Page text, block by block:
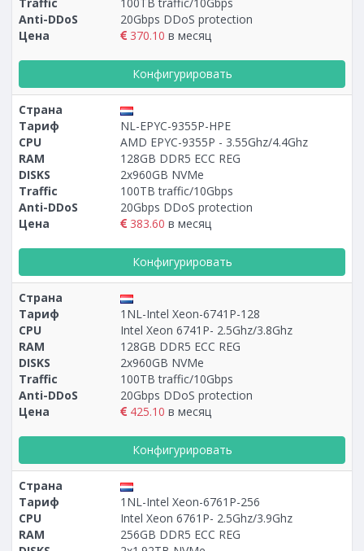
Anti-DDoS
20Gbps DDoS protection
Цена
370.10 в месяц
Конфигурировать
Страна
Тариф
NL-EPYC-9355P-HPE
CPU
AMD EPYC-9355P - 3.55Ghz/4.4Ghz
RAM
128GB DDR5 ECC REG
DISKS
2x960GB NVMe
Traffic
100TB traffic/10Gbps
Anti-DDoS
20Gbps DDoS protection
Цена
383.60 в месяц
Конфигурировать
Страна
Тариф
1NL-Intel Xeon-6741P-128
CPU
Intel Xeon 6741P- 2.5Ghz/3.8Ghz
RAM
128GB DDR5 ECC REG
DISKS
2х960GB NVMe
Traffic
100TB traffic/10Gbps
Anti-DDoS
20Gbps DDoS protection
Цена
425.10 в месяц
Конфигурировать
Страна
Тариф
1NL-Intel Xeon-6761P-256
CPU
Intel Xeon 6761P- 2.5Ghz/3.9Ghz
RAM
256GB DDR5 ECC REG